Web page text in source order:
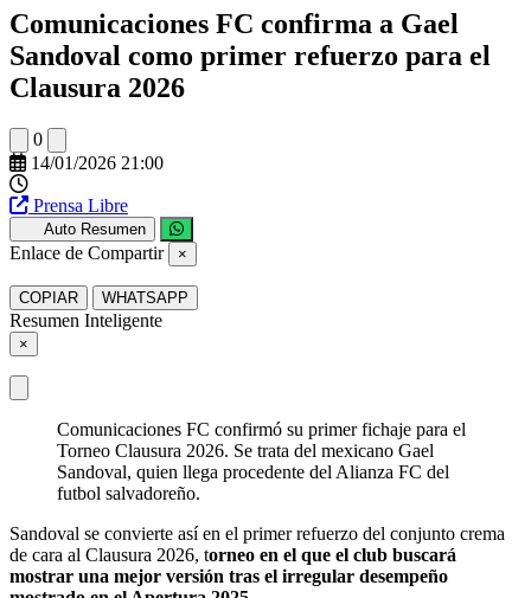
Comunicaciones FC confirma a Gael
Sandoval como primer refuerzo para el
Clausura 2026
0
14/01/2026 21:00
Prensa Libre
Auto Resumen
Enlace de Compartir ×
COPIAR WHATSAPP
Resumen Inteligente
×
Comunicaciones FC confirmó su primer fichaje para el
Torneo Clausura 2026. Se trata del mexicano Gael
Sandoval, quien llega procedente del Alianza FC del
futbol salvadoreño.
Sandoval se convierte así en el primer refuerzo del conjunto crema
de cara al Clausura 2026, torneo en el que el club buscará
mostrar una mejor versión tras el irregular desempeño